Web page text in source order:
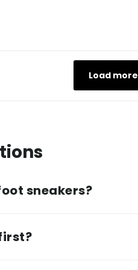
Load more
sneakers?